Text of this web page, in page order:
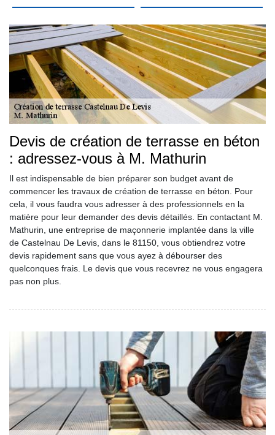
Devis de création de terrasse en béton
: adressez-vous à M. Mathurin
Il est indispensable de bien préparer son budget avant de
commencer les travaux de création de terrasse en béton. Pour
cela, il vous faudra vous adresser à des professionnels en la
matière pour leur demander des devis détaillés. En contactant M.
Mathurin, une entreprise de maçonnerie implantée dans la ville
de Castelnau De Levis, dans le 81150, vous obtiendrez votre
devis rapidement sans que vous ayez à débourser des
quelconques frais. Le devis que vous recevrez ne vous engagera
pas non plus.